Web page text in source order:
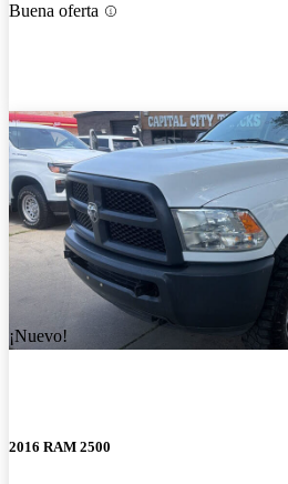
Buena oferta
¡Nuevo!
2016 RAM 2500